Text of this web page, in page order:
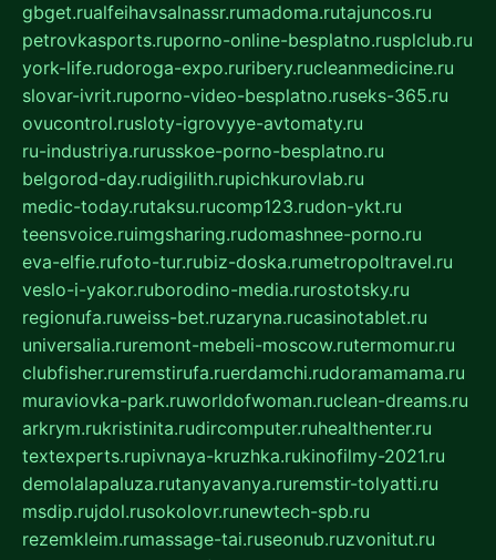
gbget.rualfeihavsalnassr.rumadoma.rutajuncos.ru
petrovkasports.ruporno-online-besplatno.rusplclub.ru
york-life.rudoroga-expo.ruribery.rucleanmedicine.ru
slovar-ivrit.ruporno-video-besplatno.ruseks-365.ru
ovucontrol.rusloty-igrovyye-avtomaty.ru
ru-industriya.rurusskoe-porno-besplatno.ru
belgorod-day.rudigilith.rupichkurovlab.ru
medic-today.rutaksu.rucomp123.rudon-ykt.ru
teensvoice.ruimgsharing.rudomashnee-porno.ru
eva-elfie.rufoto-tur.rubiz-doska.rumetropoltravel.ru
veslo-i-yakor.ruborodino-media.rurostotsky.ru
regionufa.ruweiss-bet.ruzaryna.rucasinotablet.ru
universalia.ruremont-mebeli-moscow.rutermomur.ru
clubfisher.ruremstirufa.ruerdamchi.rudoramamama.ru
muraviovka-park.ruworldofwoman.ruclean-dreams.ru
arkrym.rukristinita.rudircomputer.ruhealthenter.ru
textexperts.rupivnaya-kruzhka.rukinofilmy-2021.ru
demolalapaluza.rutanyavanya.ruremstir-tolyatti.ru
msdip.rujdol.rusokolovr.runewtech-spb.ru
rezemkleim.rumassage-tai.ruseonub.ruzvonitut.ru